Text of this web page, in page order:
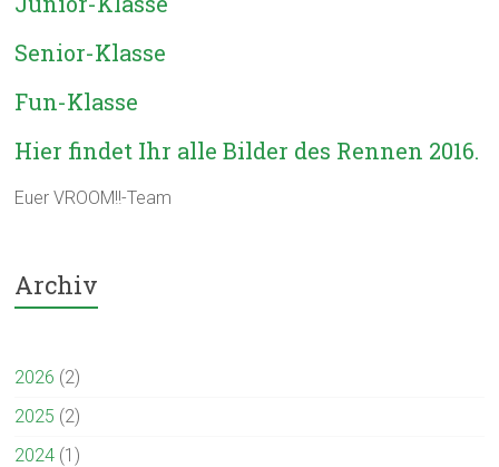
Senior-Klasse
Fun-Klasse
Hier findet Ihr alle Bilder des Rennen 2016.
Euer VROOM!!-Team
Archiv
2026 (2)
2025 (2)
2024 (1)